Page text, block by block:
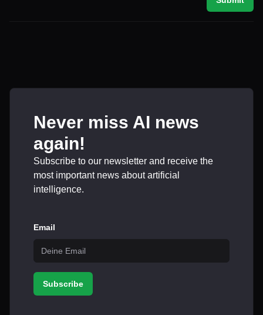
Never miss AI news
again!
Subscribe to our newsletter and receive the
most important news about artificial
intelligence.
Email
Subscribe